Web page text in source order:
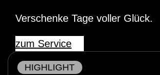
Verschenke Tage voller Glück.
zum Service
HIGHLIGHT